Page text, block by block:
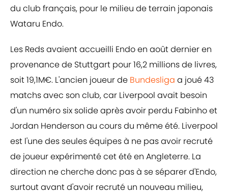
du club français, pour le milieu de terrain japonais
Wataru Endo.
Les Reds avaient accueilli Endo en août dernier en
provenance de Stuttgart pour 16,2 millions de livres,
soit 19,1M€. L'ancien joueur de Bundesliga a joué 43
matchs avec son club, car Liverpool avait besoin
d'un numéro six solide après avoir perdu Fabinho et
Jordan Henderson au cours du même été. Liverpool
est l'une des seules équipes à ne pas avoir recruté
de joueur expérimenté cet été en Angleterre. La
direction ne cherche donc pas à se séparer d'Endo,
surtout avant d'avoir recruté un nouveau milieu,